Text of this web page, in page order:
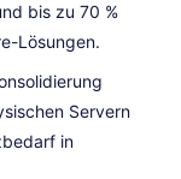
bis zu 70 %
Lösungen.
Servern
in